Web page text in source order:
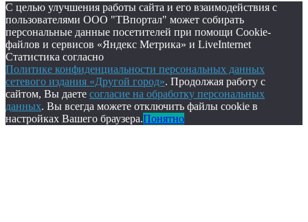
С целью улучшения работы сайта и его взаимодействия с
пользователями ООО "ТВпортал" может собирать
персональные данные посетителей при помощи Cookie-
файлов и сервисов «Яндекс Метрика» и LiveInternet
Статистика согласно
Политике конфиденциальности персональных данных
сетевого издания «Другой город». Продолжая работу с
сайтом, Вы даете согласие на обработку персональных
данных. Вы всегда можете отключить файлы cookie в
настройках Вашего браузера.Понятно